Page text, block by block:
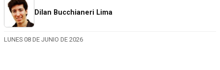
Dilan Bucchianeri Lima
LUNES 08 DE JUNIO DE 2026